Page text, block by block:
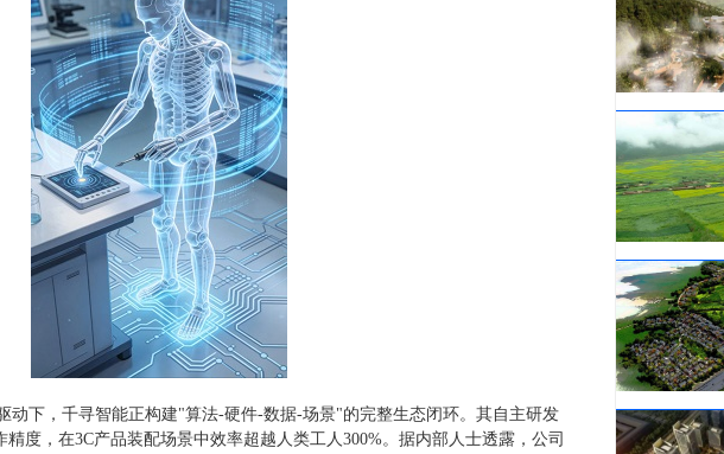
动下，千寻智能正构建"算法-硬件-数据-场景"的完整生态闭环。其自主研发
度，在3C产品装配场景中效率超越人类工人300%。据内部人士透露，公司